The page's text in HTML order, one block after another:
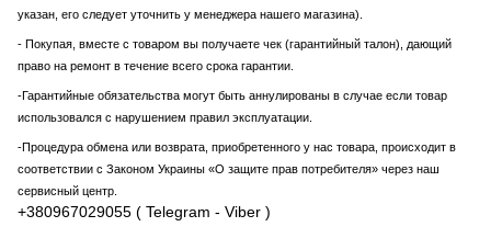
указан, его следует уточнить у менеджера нашего магазина).
- Покупая, вместе с товаром вы получаете чек (гарантийный талон), дающий
право на ремонт в течение всего срока гарантии.
-Гарантийные обязательства могут быть аннулированы в случае если товар
использовался с нарушением правил эксплуатации.
-Процедура обмена или возврата, приобретенного у нас товара, происходит в
соответствии с Законом Украины «О защите прав потребителя» через наш
сервисный центр.
+380967029055 ( Telegram - Viber )